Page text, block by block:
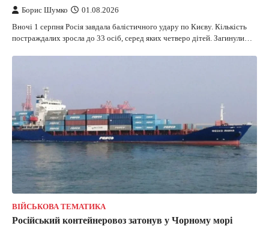
Борис Шумко 01.08.2026
Вночі 1 серпня Росія завдала балістичного удару по Києву. Кількість
постраждалих зросла до 33 осіб, серед яких четверо дітей. Загинули…
ВІЙСЬКОВА ТЕМАТИКА
Російський контейнеровоз затонув у Чорному морі